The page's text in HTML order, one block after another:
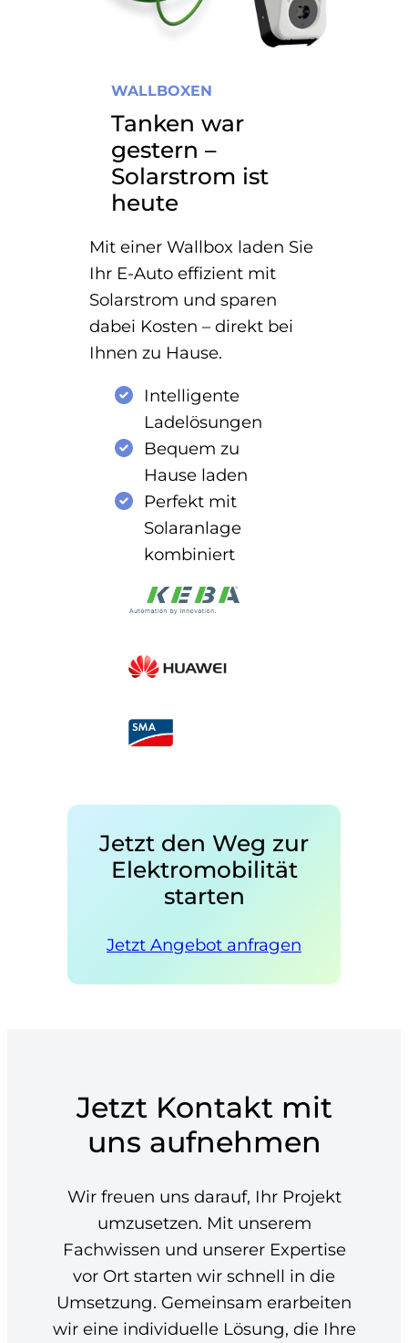
WALLBOXEN
Tanken war
gestern –
Solarstrom ist
heute
Mit einer Wallbox laden Sie
Ihr E-Auto effizient mit
Solarstrom und sparen
dabei Kosten – direkt bei
Ihnen zu Hause.
Intelligente
Ladelösungen
Bequem zu
Hause laden
Perfekt mit
Solaranlage
kombiniert
Jetzt den Weg zur
Elektromobilität
starten
Jetzt Angebot anfragen
Jetzt Kontakt mit
uns aufnehmen
Wir freuen uns darauf, Ihr Projekt
umzusetzen. Mit unserem
Fachwissen und unserer Expertise
vor Ort starten wir schnell in die
Umsetzung. Gemeinsam erarbeiten
wir eine individuelle Lösung, die Ihre